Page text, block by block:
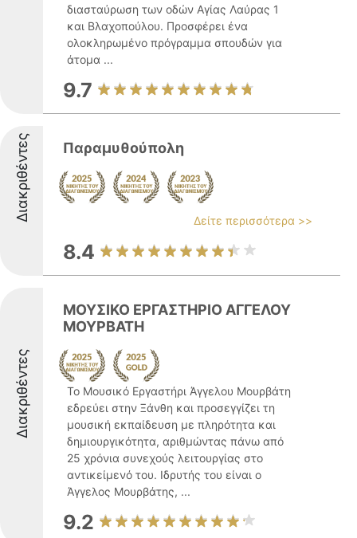
διασταύρωση των οδών Αγίας Λαύρας 1
και Βλαχοπούλου. Προσφέρει ένα
ολοκληρωμένο πρόγραμμα σπουδών για
άτομα ...
9.7
Διακριθέντες Παραμυθούπολη
Δείτε περισσότερα >>
8.4
Διακριθέντες
ΜΟΥΣΙΚΟ ΕΡΓΑΣΤΗΡΙΟ ΑΓΓΕΛΟΥ
ΜΟΥΡΒΑΤΗ
Το Μουσικό Εργαστήρι Άγγελου Μουρβάτη
εδρεύει στην Ξάνθη και προσεγγίζει τη
μουσική εκπαίδευση με πληρότητα και
δημιουργικότητα, αριθμώντας πάνω από
25 χρόνια συνεχούς λειτουργίας στο
αντικείμενό του. Ιδρυτής του είναι ο
Άγγελος Μουρβάτης, ...
9.2